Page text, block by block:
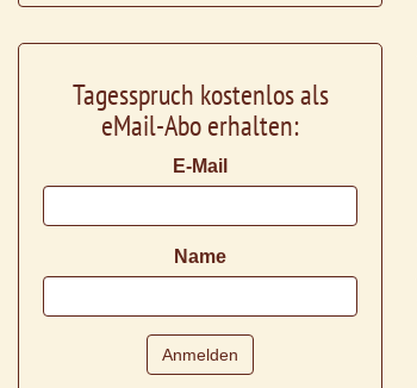
Tagesspruch kostenlos als
eMail-Abo erhalten:
E-Mail
Name